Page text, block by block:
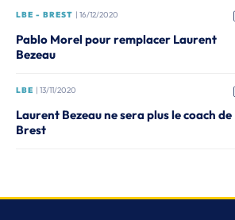
LBE - BREST | 16/12/2020
Pablo Morel pour remplacer Laurent
Bezeau
LBE | 13/11/2020
Laurent Bezeau ne sera plus le coach de
Brest